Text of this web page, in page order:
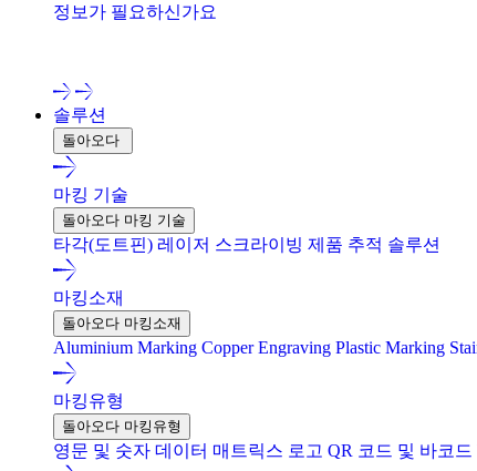
정보가 필요하신가요
솔루션
돌아오다
마킹 기술
돌아오다 마킹 기술
타각(도트핀) 레이저 스크라이빙 제품 추적 솔루션
마킹소재
돌아오다 마킹소재
Aluminium Marking Copper Engraving Plastic Marking
마킹유형
돌아오다 마킹유형
영문 및 숫자 데이터 매트릭스 로고 QR 코드 및 바코드